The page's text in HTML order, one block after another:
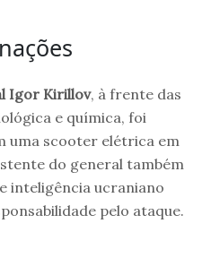
Igor Kirillov, à frente das
e química, foi
uma scooter elétrica em
do general também
inteligência ucraniano
pelo ataque.